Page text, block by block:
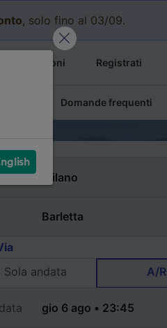
, solo fino al 03/09.
prenotazioni Registrati
Domande frequenti
Sola andata
A/R